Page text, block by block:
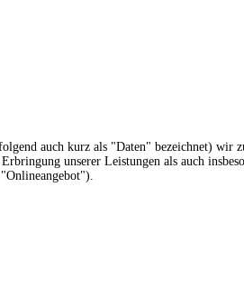
auch kurz als "Daten" bezeichnet) wir
unserer Leistungen als auch